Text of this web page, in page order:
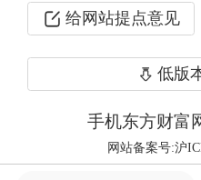
这种情况下，被
1元或跌破1元的
给网站提点意见
低版
手机东方财富
网站备案号:沪